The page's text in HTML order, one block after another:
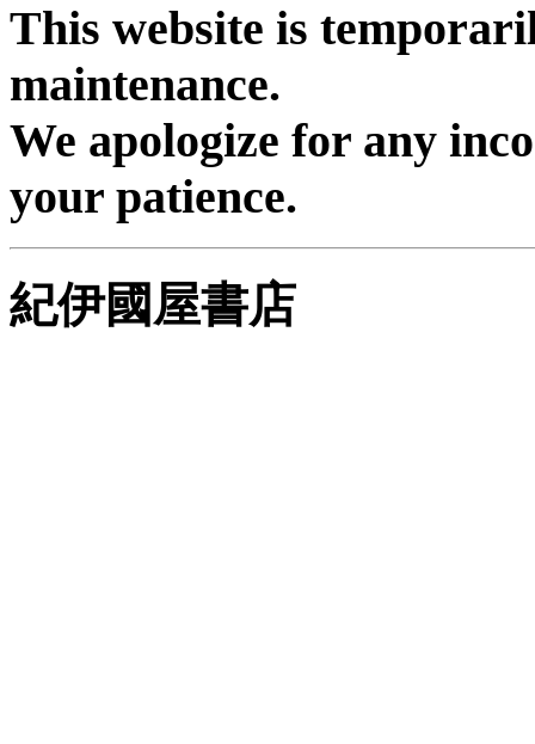
This website is
maintenance.
We apologize for any
your patience.
紀伊國屋書店